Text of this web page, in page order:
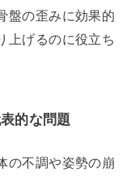
盤の歪みに効果的
上げるのに役立ち
的な問題
の不調や姿勢の崩